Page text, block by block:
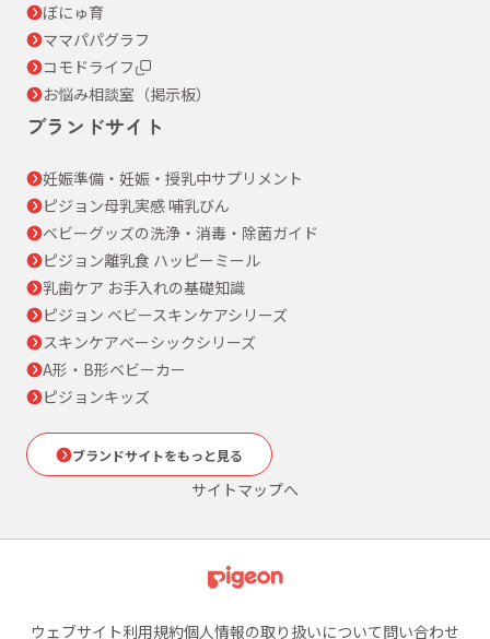
ぼにゅ育
ママパパグラフ
コモドライフ
お悩み相談室（掲示板）
ブランドサイト
妊娠準備・妊娠・授乳中サプリメント
ピジョン母乳実感 哺乳びん
ベビーグッズの洗浄・消毒・除菌ガイド
ピジョン離乳食 ハッピーミール
乳歯ケア お手入れの基礎知識
ピジョン ベビースキンケアシリーズ
スキンケアベーシックシリーズ
A形・B形ベビーカー
ピジョンキッズ
ブランドサイトをもっと見る
サイトマップへ
ウェブサイト利用規約個人情報の取り扱いについて問い合わせ